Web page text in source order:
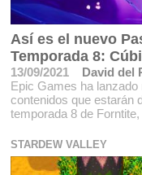
Así es el nuevo
Temporada 8:
13/09/2021
David del
Epic Games ha
contenidos que estarán
temporada 8 de
STARDEW VALLEY